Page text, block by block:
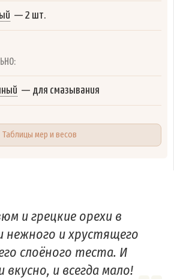
— 2 шт.
— для смазывания
Таблицы мер и весов
и грецкие орехи в
нежного и хрустящего
слоёного теста. И
вкусно, и всегда мало!